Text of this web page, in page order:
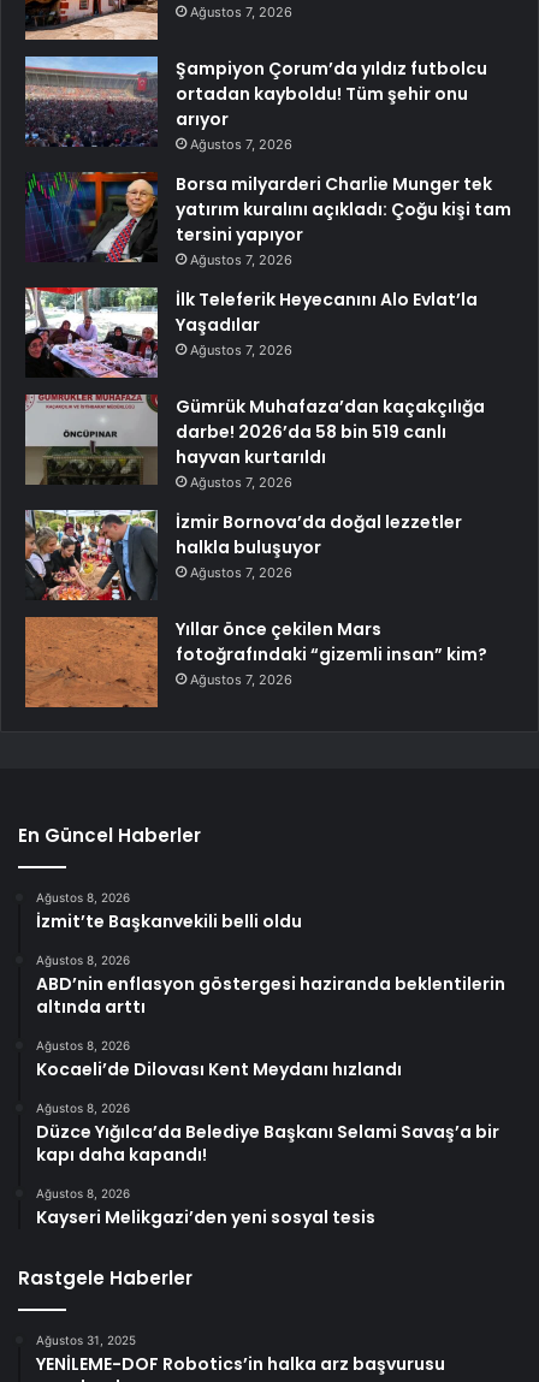
Ağustos 7, 2026
Şampiyon Çorum’da yıldız futbolcu
ortadan kayboldu! Tüm şehir onu
arıyor
Ağustos 7, 2026
Borsa milyarderi Charlie Munger tek
yatırım kuralını açıkladı: Çoğu kişi tam
tersini yapıyor
Ağustos 7, 2026
İlk Teleferik Heyecanını Alo Evlat’la
Yaşadılar
Ağustos 7, 2026
Gümrük Muhafaza’dan kaçakçılığa
darbe! 2026’da 58 bin 519 canlı
hayvan kurtarıldı
Ağustos 7, 2026
İzmir Bornova’da doğal lezzetler
halkla buluşuyor
Ağustos 7, 2026
Yıllar önce çekilen Mars
fotoğrafındaki “gizemli insan” kim?
Ağustos 7, 2026
En Güncel Haberler
Ağustos 8, 2026
İzmit’te Başkanvekili belli oldu
Ağustos 8, 2026
ABD’nin enflasyon göstergesi haziranda beklentilerin
altında arttı
Ağustos 8, 2026
Kocaeli’de Dilovası Kent Meydanı hızlandı
Ağustos 8, 2026
Düzce Yığılca’da Belediye Başkanı Selami Savaş’a bir
kapı daha kapandı!
Ağustos 8, 2026
Kayseri Melikgazi’den yeni sosyal tesis
Rastgele Haberler
Ağustos 31, 2025
YENİLEME-DOF Robotics’in halka arz başvurusu